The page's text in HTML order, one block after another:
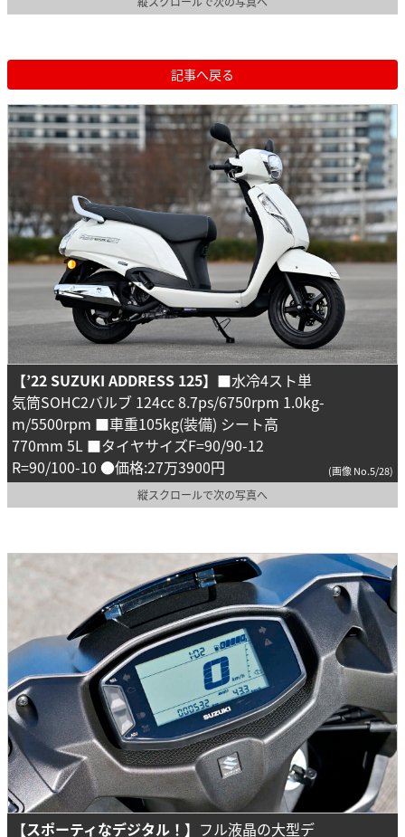
記事へ戻る
【’22 SUZUKI ADDRESS 125】 ■水冷4スト単
気筒SOHC2バルブ 124cc 8.7ps/6750rpm 1.0kg-
m/5500rpm ■車重105kg(装備) シート高
770mm 5L ■タイヤサイズF=90/90-12
R=90/100-10 ●価格:27万3900円
(画像 No.5/28)
縦スクロールで次の写真へ
【スポーティなデジタル！】 フル液晶の大型デ